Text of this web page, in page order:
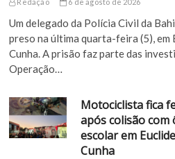
Um delegado da Polícia Civil da
preso na última quarta-feira (5), em
Cunha. A prisão faz parte das
Operação…
Motociclista fica
após colisão com
escolar em
Cunha